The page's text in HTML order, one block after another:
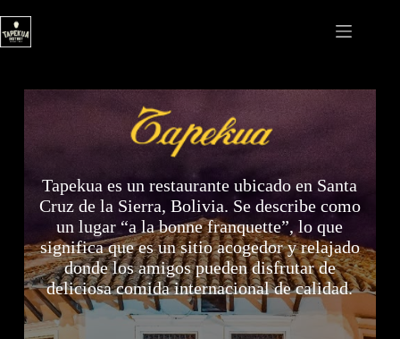
al
contenido
Tapekua es un restaurante ubicado en Santa
Cruz de la Sierra, Bolivia. Se describe como
un lugar “a la bonne franquette”, lo que
significa que es un sitio acogedor y relajado
donde los amigos pueden disfrutar de
deliciosa comida internacional de calidad.